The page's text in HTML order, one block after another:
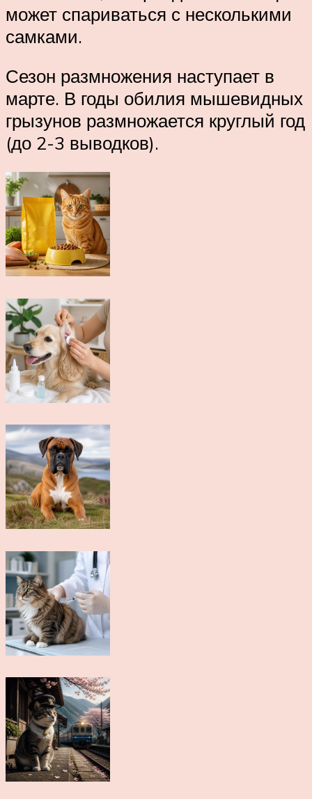
может спариваться с несколькими
самками.
Сезон размножения наступает в
марте. В годы обилия мышевидных
грызунов размножается круглый год
(до 2-3 выводков).